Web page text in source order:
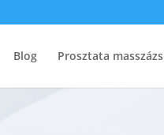
Blog Prosztata masszázs